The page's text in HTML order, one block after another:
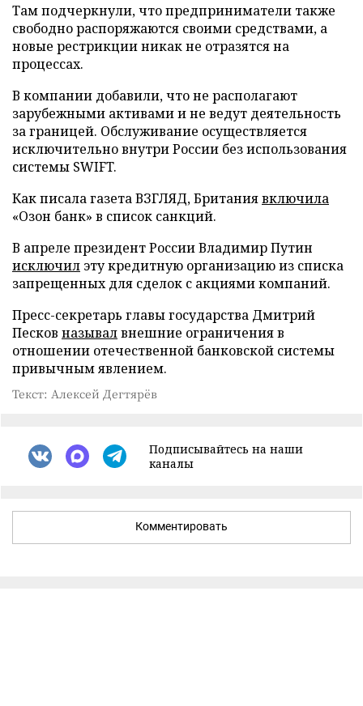
Там подчеркнули, что предприниматели также
свободно распоряжаются своими средствами, а
новые рестрикции никак не отразятся на
процессах.
В компании добавили, что не располагают
зарубежными активами и не ведут деятельность
за границей. Обслуживание осуществляется
исключительно внутри России без использования
системы SWIFT.
Как писала газета ВЗГЛЯД, Британиявключила
«Озон банк» в список санкций.
В апреле президент России Владимир Путин
исключил эту кредитную организацию из списка
запрещенных для сделок с акциями компаний.
Пресс-секретарь главы государства Дмитрий
Песков называлвнешние ограничения в
отношении отечественной банковской системы
привычным явлением.
Текст: Алексей Дегтярёв
Подписывайтесь на наши
каналы
Комментировать